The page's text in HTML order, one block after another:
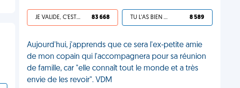
JE VALIDE, C'EST UNE VDM 83 668 TU L'AS BIEN MÉRITÉ 8 589
Aujourd'hui, j'apprends que ce sera l'ex-petite amie
de mon copain qui l'accompagnera pour sa réunion
de famille, car "elle connaît tout le monde et a très
envie de les revoir". VDM